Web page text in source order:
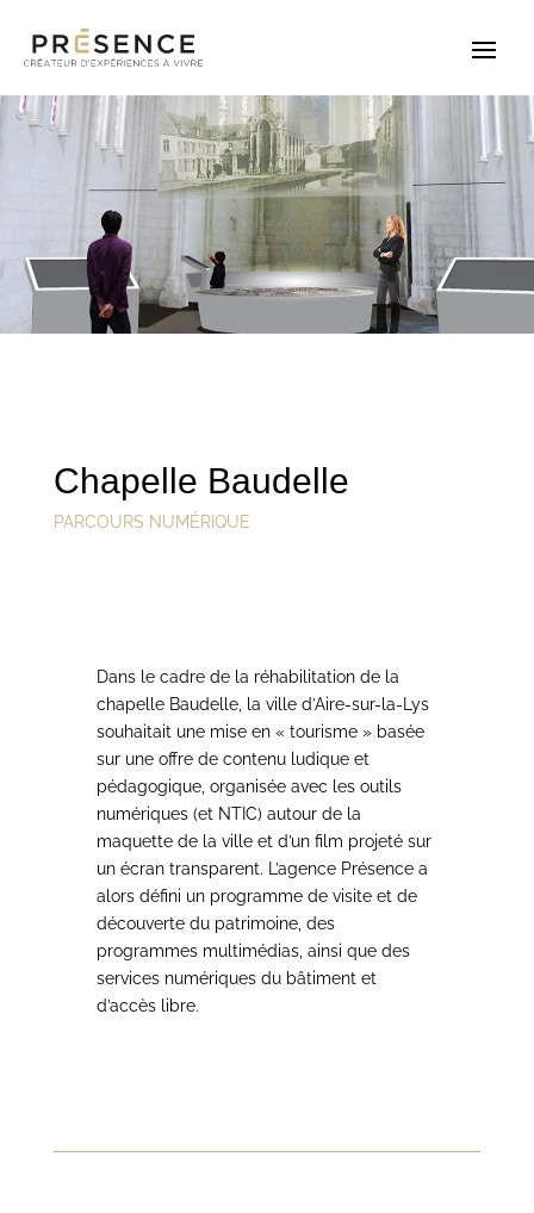
Chapelle Baudelle
PARCOURS NUMÉRIQUE
Dans le cadre de la réhabilitation de la
chapelle Baudelle, la ville d’Aire-sur-la-Lys
souhaitait une mise en « tourisme » basée
sur une offre de contenu ludique et
pédagogique, organisée avec les outils
numériques (et NTIC) autour de la
maquette de la ville et d’un film projeté sur
un écran transparent. L’agence Présence a
alors défini un programme de visite et de
découverte du patrimoine, des
programmes multimédias, ainsi que des
services numériques du bâtiment et
d’accès libre.